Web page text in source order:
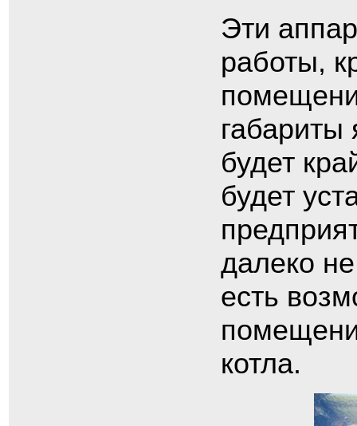
Эти
работы,
будет
будет
далеко
есть
котла.